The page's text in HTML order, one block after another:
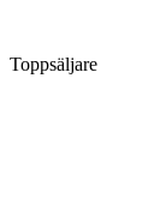
Toppsäljare